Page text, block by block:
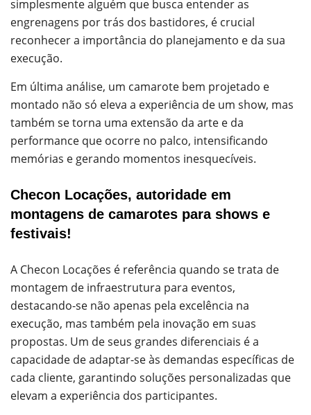
simplesmente alguém que busca entender as
engrenagens por trás dos bastidores, é crucial
reconhecer a importância do planejamento e da sua
execução.
Em última análise, um camarote bem projetado e
montado não só eleva a experiência de um show, mas
também se torna uma extensão da arte e da
performance que ocorre no palco, intensificando
memórias e gerando momentos inesquecíveis.
Checon Locações, autoridade em
montagens de camarotes para shows e
festivais!
A Checon Locações é referência quando se trata de
montagem de infraestrutura para eventos,
destacando-se não apenas pela excelência na
execução, mas também pela inovação em suas
propostas. Um de seus grandes diferenciais é a
capacidade de adaptar-se às demandas específicas de
cada cliente, garantindo soluções personalizadas que
elevam a experiência dos participantes.